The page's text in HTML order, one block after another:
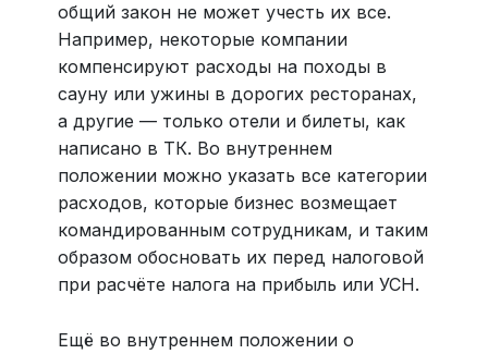
общий закон не может учесть их все.
Например, некоторые компании
компенсируют расходы на походы в
сауну или ужины в дорогих ресторанах,
а другие — только отели и билеты, как
написано в ТК. Во внутреннем
положении можно указать все категории
расходов, которые бизнес возмещает
командированным сотрудникам, и таким
образом обосновать их перед налоговой
при расчёте налога на прибыль или УСН.
Ещё во внутреннем положении о